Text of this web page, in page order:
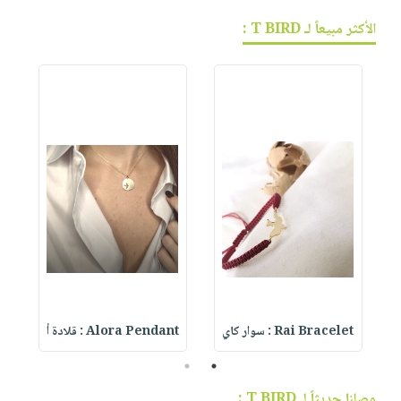
الأكثر مبيعاً لـ T BIRD :
Rai Bracelet : سوار كاي Alora Pendant : قلادة أ
1
2